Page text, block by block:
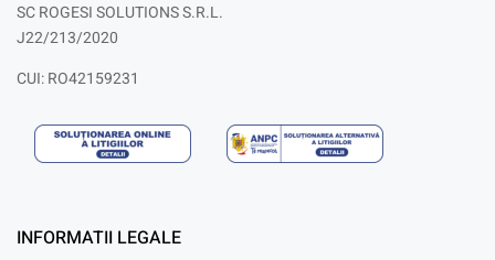
SC ROGESI SOLUTIONS S.R.L.
J22/213/2020
CUI: RO42159231
INFORMATII LEGALE